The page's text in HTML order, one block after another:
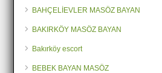
BAHÇELİEVLER MASÖZ BAYAN
BAKIRKÖY MASÖZ BAYAN
Bakırköy escort
BEBEK BAYAN MASÖZ